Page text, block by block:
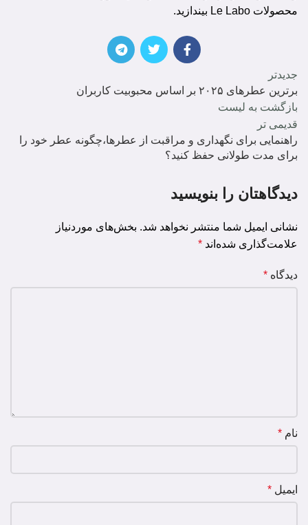
محصولات Le Labo بیندازید.
جدیدتر
برترین عطرهای ۲۰۲۵ بر اساس محبوبیت کاربران
بازگشت به لیست
قدیمی تر
راهنمایی برای نگهداری و مراقبت از عطرها،چگونه عطر خود را
برای مدت طولانی حفظ کنید؟
دیدگاهتان را بنویسید
نشانی ایمیل شما منتشر نخواهد شد. بخش‌های موردنیاز
علامت‌گذاری شده‌اند *
دیدگاه *
نام *
ایمیل *